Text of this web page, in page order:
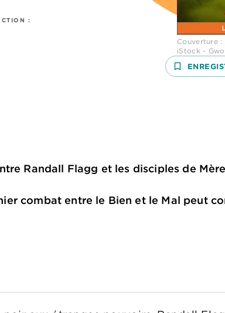
:
Couverture
iStock -
bookmark_border
Randall Flagg et les disciples de
combat entre le Bien et le Mal peut